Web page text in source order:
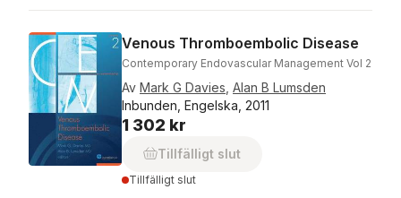
Venous Thromboembolic Disease
Contemporary Endovascular Management Vol 2
Av Mark G Davies Alan B Lumsden
Inbunden, Engelska, 2011
1 302 kr
Tillfälligt slut
Tillfälligt slut